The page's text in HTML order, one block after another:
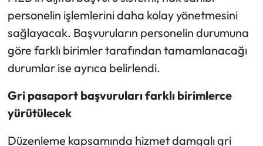
personelin işlemlerini daha kolay yönetmesini
sağlayacak. Başvuruların personelin durumuna
göre farklı birimler tarafından tamamlanacağı
durumlar ise ayrıca belirlendi.
Gri pasaport başvuruları farklı birimlerce
yürütülecek
Düzenleme kapsamında hizmet damgalı gri